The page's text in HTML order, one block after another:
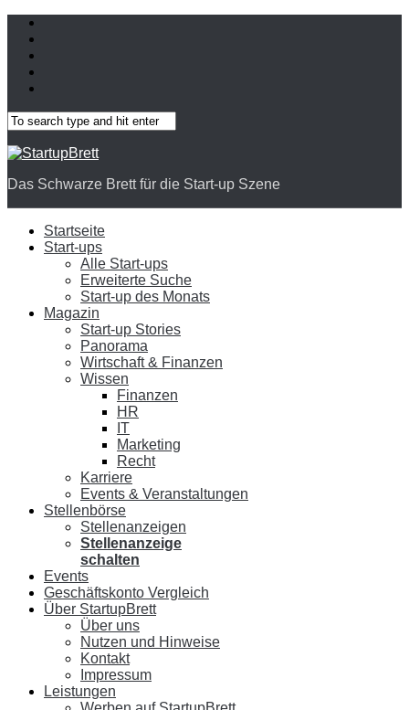
Das Schwarze Brett für die Start-up Szene
Startseite
Start-ups
Alle Start-ups
Erweiterte Suche
Start-up des Monats
Magazin
Start-up Stories
Panorama
Wirtschaft & Finanzen
Wissen
Finanzen
HR
IT
Marketing
Recht
Karriere
Events & Veranstaltungen
Stellenbörse
Stellenanzeigen
Stellenanzeige
schalten
Events
Geschäftskonto Vergleich
Über StartupBrett
Über uns
Nutzen und Hinweise
Kontakt
Impressum
Leistungen